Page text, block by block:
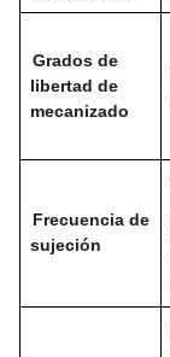
Grados de
libertad de
mecanizado
Frecuencia de
sujeción